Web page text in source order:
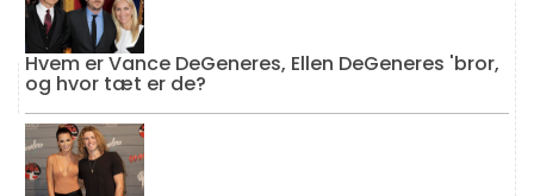
Hvem er Vance DeGeneres, Ellen DeGeneres 'bror,
og hvor tæt er de?